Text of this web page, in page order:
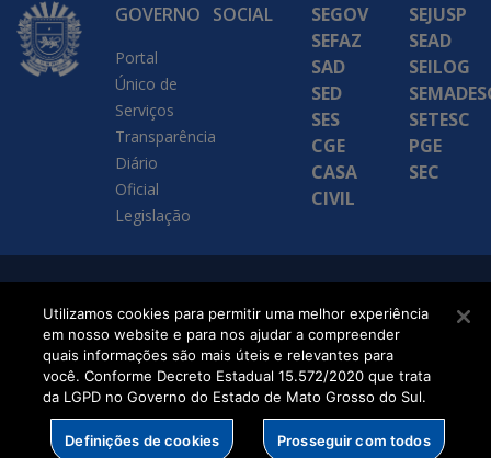
GOVERNO
Portal
Único de
Serviços
Transparência
Diário
Oficial
Legislação
SOCIAL
SEGOV
SEFAZ
SAD
SED
SES
CGE
CASA
CIVIL
SEJUSP
SEAD
SEILOG
SETESC
PGE
SEC
Executiva de
Transformação Digital
Utilizamos cookies para permitir uma melhor experiência
em nosso website e para nos ajudar a compreender
quais informações são mais úteis e relevantes para
você. Conforme Decreto Estadual 15.572/2020 que trata
da LGPD no Governo do Estado de Mato Grosso do Sul.
Definições de cookies Prosseguir com todos